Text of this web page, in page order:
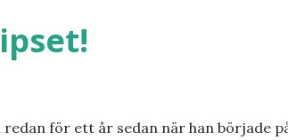
för ett år sedan när han började